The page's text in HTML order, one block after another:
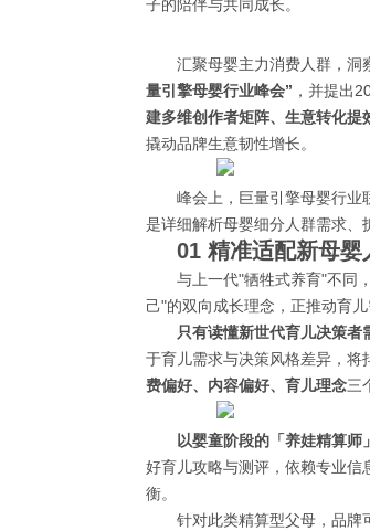
子的陪伴与共同成长。
汇聚母婴主力消费人群，洞
量引擎母婴行业峰会” ，并提出
建多维创作者矩阵、生意转化提
撬动品牌生意韧性增长。
峰会上，巨量引擎母婴行业
是详细解析母婴细分人群需求、
01 精准适配新母
与上一代"牺牲式养育"不同
己"的双向成长理念，正推动育
只有读懂新世代育儿决策者
于育儿需求与决策风格差异，将
费偏好、内容偏好、育儿理念三
以婴童阶段的「养娃精算师
好育儿攻略与测评，依赖专业信
衡。
针对此类精算型父母，品牌